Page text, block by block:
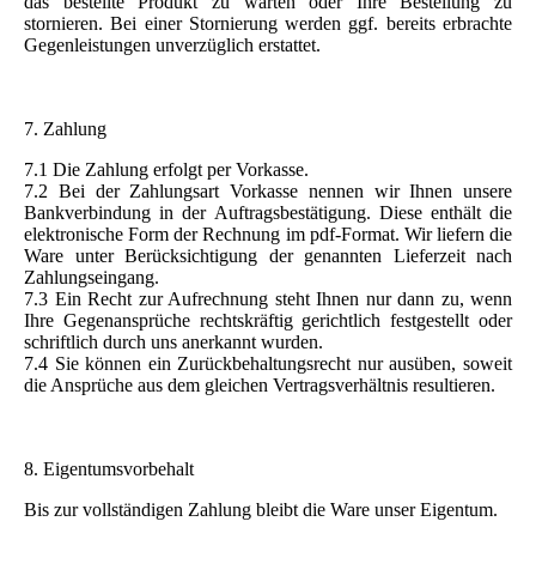
stornieren. Bei einer Stornierung werden ggf. bereits erbrachte
Gegenleistungen unverzüglich erstattet.
7. Zahlung
7.1 Die Zahlung erfolgt per Vorkasse.
7.2 Bei der Zahlungsart Vorkasse nennen wir Ihnen unsere
Bankverbindung in der Auftragsbestätigung. Diese enthält die
elektronische Form der Rechnung im pdf-Format. Wir liefern die
Ware unter Berücksichtigung der genannten Lieferzeit nach
Zahlungseingang.
7.3 Ein Recht zur Aufrechnung steht Ihnen nur dann zu, wenn
Ihre Gegenansprüche rechtskräftig gerichtlich festgestellt oder
schriftlich durch uns anerkannt wurden.
7.4 Sie können ein Zurückbehaltungsrecht nur ausüben, soweit
die Ansprüche aus dem gleichen Vertragsverhältnis resultieren.
8. Eigentumsvorbehalt
Bis zur vollständigen Zahlung bleibt die Ware unser Eigentum.